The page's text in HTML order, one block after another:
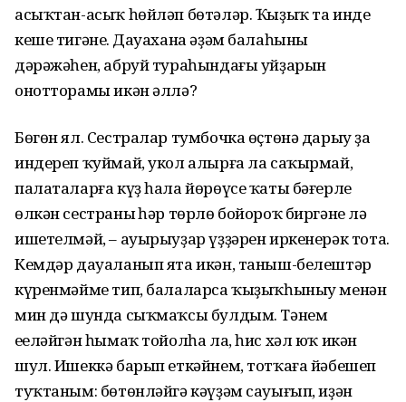
асыҡтан-асыҡ һөйләп бөтәләр. Ҡыҙыҡ та инде
кеше тигәнең. Дауахана әҙәм балаһының
дәрәжәһен, абруй тураһындағы уйҙарын
онотторамы икән әллә?
Бөгөн ял. Сестралар тумбочка өҫтөнә дарыу ҙа
индереп ҡуймай, укол алырға ла саҡырмай,
палаталарға күҙ һала йөрөүсе ҡаты бәғерле
өлкән сестраның һәр төрлө бойороҡ биргәне лә
ишетелмәй, – ауырыуҙар үҙҙәрен иркенерәк тота.
Кемдәр дауаланып ята икән, таныш-белештәр
күренмәйме тип, балаларса ҡыҙыҡһыныу менән
мин дә шунда сыҡмаҡсы булдым. Тәнем
еңеләйгән һымаҡ тойолһа ла, һис хәл юҡ икән
шул. Ишеккә барып еткәйнем, тотҡаға йәбешеп
туҡтаным: бөтөнләйгә кәүҙәм сауығып, иҙән